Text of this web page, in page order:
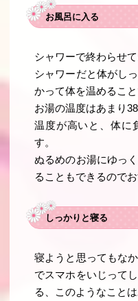
お風呂に入る
シャワーで終わらせ
シャワーだと体がし
かって体を温めるこ
お湯の温度はあまり
温度が高いと、体に
す。
ぬるめのお湯にゆっ
ることもできるのでお
しっかりと寝る
寝ようと思ってもな
でスマホをいじって
る、このようなことは